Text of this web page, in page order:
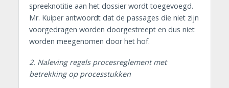
spreeknotitie aan het dossier wordt toegevoegd.
Mr. Kuiper antwoordt dat de passages die niet zijn
voorgedragen worden doorgestreept en dus niet
worden meegenomen door het hof.
2. Naleving regels procesreglement met
betrekking op processtukken